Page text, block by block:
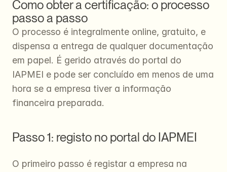
Como obter a certificação: o processo
passo a passo
O processo é integralmente online, gratuito, e
dispensa a entrega de qualquer documentação
em papel. É gerido através do portal do
IAPMEI e pode ser concluído em menos de uma
hora se a empresa tiver a informação
financeira preparada.
Passo 1: registo no portal do IAPMEI
O primeiro passo é registar a empresa na